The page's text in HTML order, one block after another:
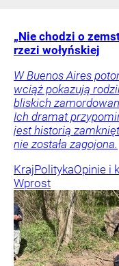
„Nie chodzi o
rzezi wołyńskiej
W Buenos Aires
wciąż pokazują
bliskich
Ich dramat
jest historią
nie została zagojona.
KrajPolitykaOpinie i
Wprost